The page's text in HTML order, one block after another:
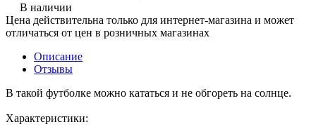
В наличии
Цена действительна только для интернет-магазина и может
отличаться от цен в розничных магазинах
Описание
Отзывы
В такой футболке можно кататься и не обгореть на солнце.
Характеристики: